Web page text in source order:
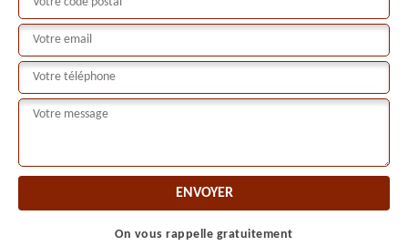
On vous rappelle gratuitement